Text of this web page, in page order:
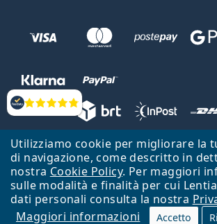
Utilizziamo cookie per migliorare la
di navigazione, come descritto in
nostra Cookie Policy. Per maggiori
sulle modalità e finalità per cui
dati personali consulta la nostra
Maggiori informazioni
Accetto
Valutazione
Lentiamo s.r.o., Vídeňská 12, 37833 Nová
Torna alla Home Page
Vai
Il sito Lentiamo.it è proprietà di Lentiamo s.r.o.,